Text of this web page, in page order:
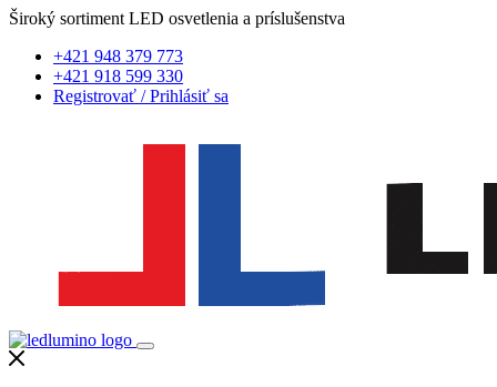
Široký sortiment LED osvetlenia a príslušenstva
+421 948 379 773
+421 918 599 330
Registrovať /Prihlásiť sa